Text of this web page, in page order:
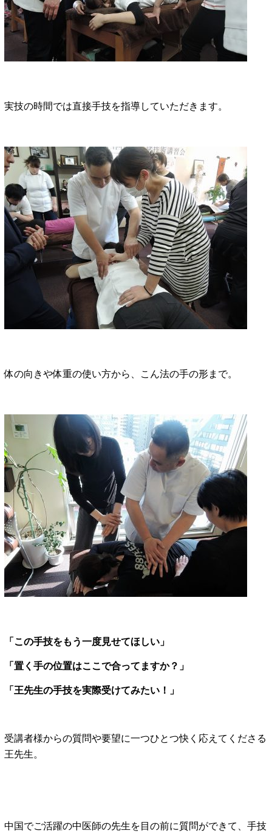
実技の時間では直接手技を指導していただきます。
体の向きや体重の使い方から、こん法の手の形まで。
「この手技をもう一度見せてほしい」
「置く手の位置はここで合ってますか？」
「王先生の手技を実際受けてみたい！」
受講者様からの質問や要望に一つひとつ快く応えてくださる
王先生。
中国でご活躍の中医師の先生を目の前に質問ができて、手技